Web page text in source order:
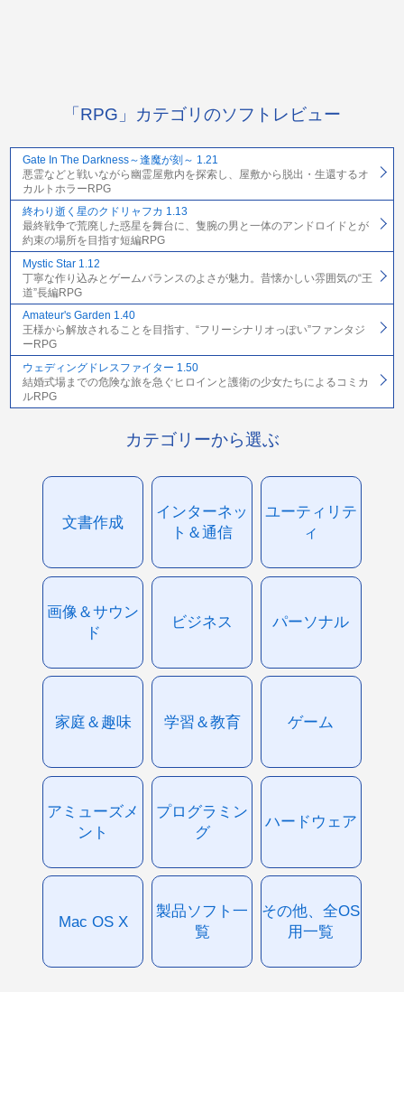
「RPG」カテゴリのソフトレビュー
Gate In The Darkness～逢魔が刻～ 1.21
悪霊などと戦いながら幽霊屋敷内を探索し、屋敷から脱出・生還するオ
カルトホラーRPG
終わり逝く星のクドリャフカ 1.13
最終戦争で荒廃した惑星を舞台に、隻腕の男と一体のアンドロイドとが
約束の場所を目指す短編RPG
Mystic Star 1.12
丁寧な作り込みとゲームバランスのよさが魅力。昔懐かしい雰囲気の“王
道”長編RPG
Amateur's Garden 1.40
王様から解放されることを目指す、“フリーシナリオっぽい”ファンタジ
ーRPG
ウェディングドレスファイター 1.50
結婚式場までの危険な旅を急ぐヒロインと護衛の少女たちによるコミカ
ルRPG
カテゴリーから選ぶ
文書作成
インターネッ
ト＆通信
ユーティリテ
ィ
画像＆サウン
ド
ビジネス パーソナル
家庭＆趣味 学習＆教育 ゲーム
アミューズメ
ント
プログラミン
グ
ハードウェア
Mac OS X
製品ソフト一
覧
その他、全OS
用一覧